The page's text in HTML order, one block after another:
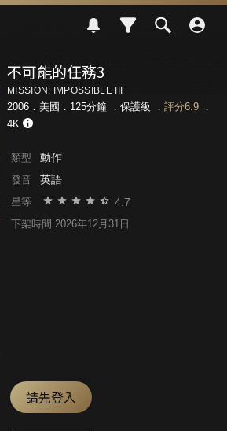
不可能的任務3
MISSION: IMPOSSIBLE III
2006．美國．125分鐘 ． 保護級 ． 評分6.9．
4K
類型 動作
發音 英語
星等 4.7
下架時間 2026年12月31日
請先登入